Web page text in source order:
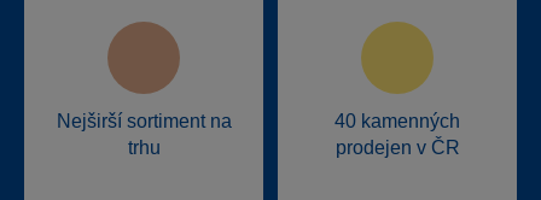
Nejširší sortiment na
trhu
40 kamenných
prodejen v ČR